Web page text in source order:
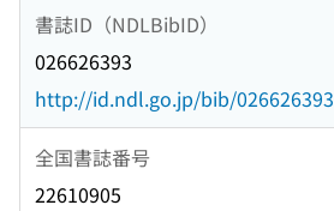
書誌ID（NDLBibID）
026626393
http://id.ndl.go.jp/bib/026626393
全国書誌番号
22610905